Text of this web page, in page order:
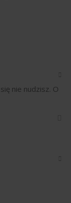
nie nudzisz. O